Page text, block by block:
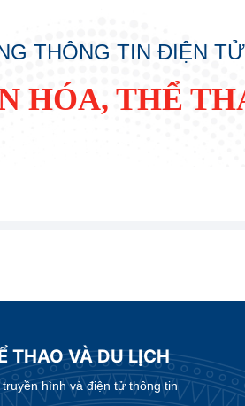
THÔNG TIN ĐIỆN
HÓA, THỂ
THAO VÀ DU LỊCH
hình và điện tử thông tin